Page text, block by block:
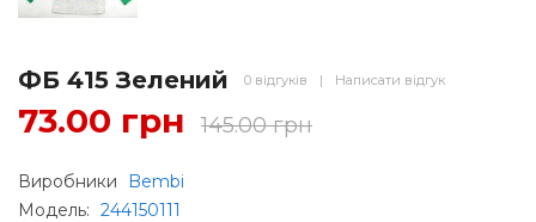
ФБ 415 Зелений 0 відгуків | Написати відгук
73.00 грн 145.00 грн
Виробники
Bembi
Модель: 244150111